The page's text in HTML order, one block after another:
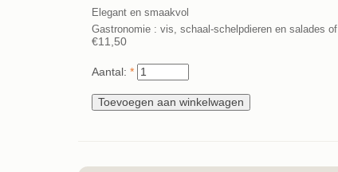
Elegant en smaakvol
Gastronomie : vis, schaal-schelpdieren en salades
€11,50
Aantal: *